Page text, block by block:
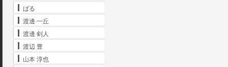
ばる
渡邊 一丘
渡邊 剣人
渡辺 豊
山本 淳也